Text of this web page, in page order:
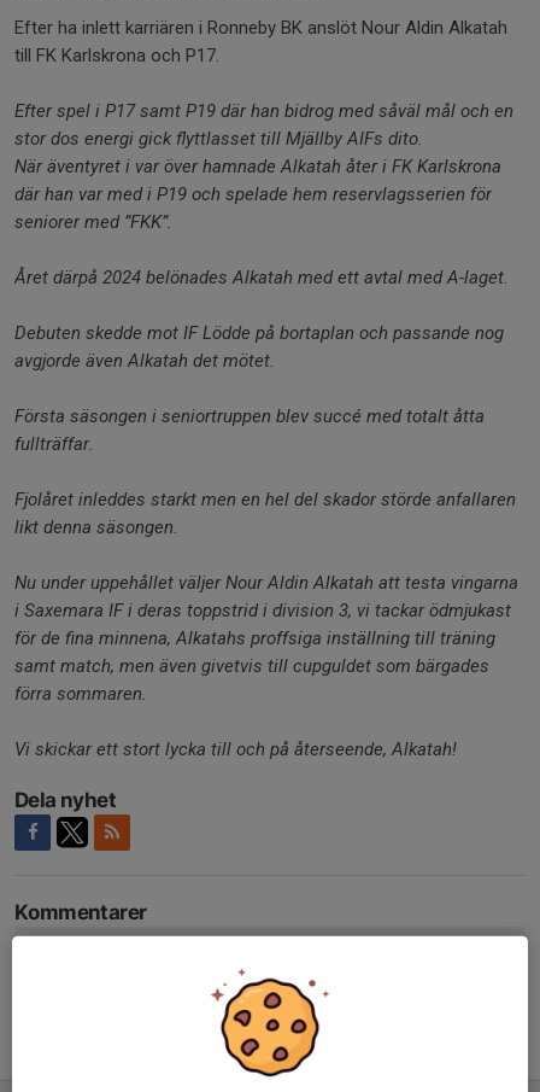
Efter ha inlett karriären i Ronneby BK anslöt Nour Aldin Alkatah
till FK Karlskrona och P17.
Efter spel i P17 samt P19 där han bidrog med såväl mål och en
stor dos energi gick flyttlasset till Mjällby AIFs dito.
När äventyret i var över hamnade Alkatah åter i FK Karlskrona
där han var med i P19 och spelade hem reservlagsserien för
seniorer med ”FKK”.
Året därpå 2024 belönades Alkatah med ett avtal med A-laget.
Debuten skedde mot IF Lödde på bortaplan och passande nog
avgjorde även Alkatah det mötet.
Första säsongen i seniortruppen blev succé med totalt åtta
fullträffar.
Fjolåret inleddes starkt men en hel del skador störde anfallaren
likt denna säsongen.
Nu under uppehållet väljer Nour Aldin Alkatah att testa vingarna
i Saxemara IF i deras toppstrid i division 3, vi tackar ödmjukast
för de fina minnena, Alkatahs proffsiga inställning till träning
samt match, men även givetvis till cupguldet som bärgades
förra sommaren.
Vi skickar ett stort lycka till och på återseende, Alkatah!
Dela nyhet
Kommentarer